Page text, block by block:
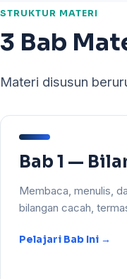
STRUKTUR MATERI
3 Bab
Materi disusun
Bab 1 —
Membaca, menulis,
bilangan cacah,
Pelajari Bab Ini →